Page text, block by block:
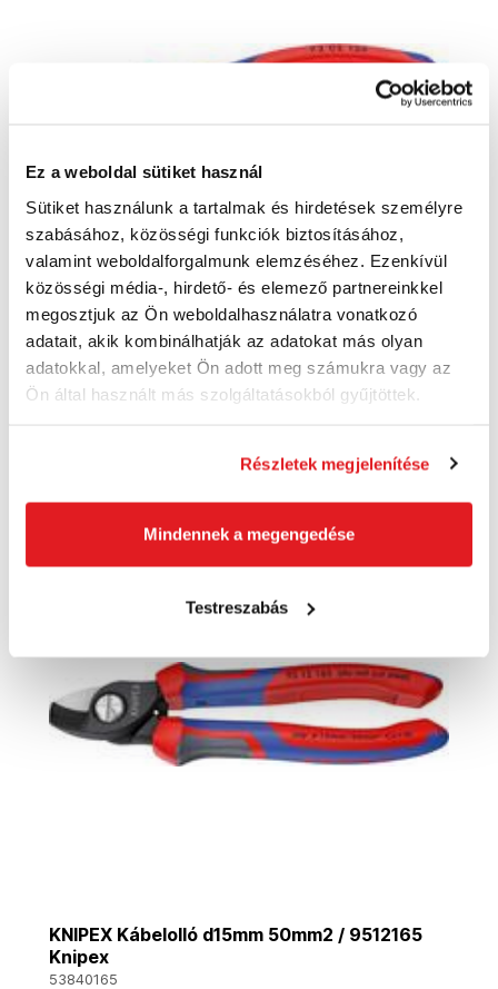
Ez a weboldal sütiket használ
Sütiket használunk a tartalmak és hirdetések személyre
szabásához, közösségi funkciók biztosításához,
valamint weboldalforgalmunk elemzéséhez. Ezenkívül
közösségi média-, hirdető- és elemező partnereinkkel
megosztjuk az Ön weboldalhasználatra vonatkozó
adatait, akik kombinálhatják az adatokat más olyan
adatokkal, amelyeket Ön adott meg számukra vagy az
Ön által használt más szolgáltatásokból gyűjtöttek.
Részletek megjelenítése
Mindennek a megengedése
Testreszabás
KNIPEX Fogó oldalsó 125mm / 7202125 Knipex
9 750 Ft
KNIPEX Kábelolló d15mm 50mm2 / 9512165
Knipex
53840165